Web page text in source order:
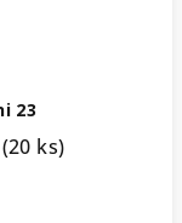
23
(20 ks)